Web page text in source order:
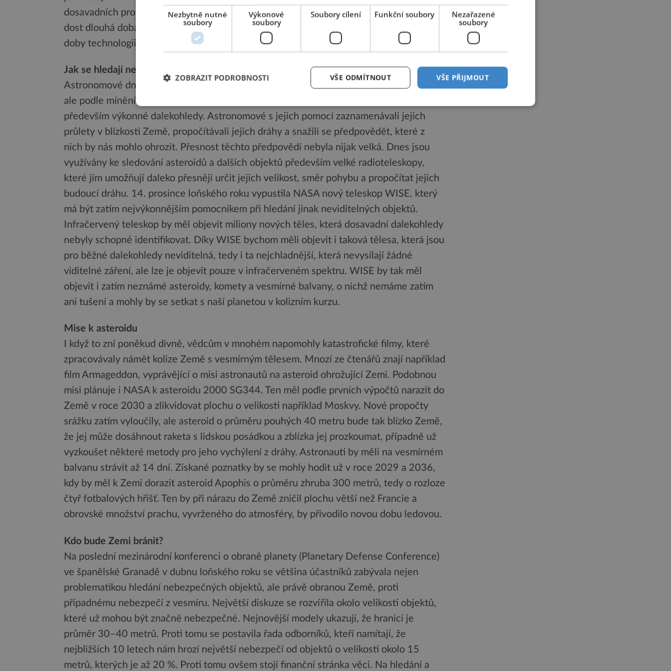
dosavadních propočtů se může přímo střetnout se Zemí 16. března 2880. Naštěstí je to
dost dlouhá doba na to, aby se lidstvo dokázalo náležitě připravit a vypracovat do té
doby technologii, která by střetu zabránila.
Jak se hledají nebezpeční poslové?
Astronomové dnes sice mají celou řadu nových metod, jak nebezpečné objekty zjistit,
ale podle mínění vědců to stále nestačí. Dříve se k hledání těchto těles využívaly
především výkonné dalekohledy. Astronomové s jejich pomocí zaznamenávali jejich
průlety v blízkosti Země, propočítávali jejich dráhy a snažili se předpovědět, které z
nich by nás mohlo ohrozit. Přesnost těchto předpovědí nebyla nijak velká. Dnes jsou
využívány ke sledování asteroidů a dalších objektů především velké radioteleskopy,
které jim umožňují daleko přesněji určit jejich velikost, směr pohybu a propočítat jejich
budoucí dráhu. 14. prosince loňského roku vypustila NASA nový teleskop WISE, který
má být zatím nejvýkonnějším pomocníkem při hledání jinak neviditelných objektů.
Infračervený teleskop by měl objevit miliony nových těles, která dosavadní dalekohledy
nebyly schopné identifikovat. Díky WISE bychom měli objevit i taková tělesa, která jsou
pro běžné dalekohledy neviditelná, tedy i ta nejchladnější, která nevysílají žádné
viditelné záření, ale lze je objevit pouze v infračerveném spektru. WISE by tak měl
objevit i zatím neznámé asteroidy, komety a vesmírné balvany, o nichž nemáme zatím
ani tušení a mohly by se setkat s naší planetou v kolizním kurzu.
Mise k asteroidu
I když to zní poněkud divně, vědcům v mnohém napomohly katastrofické filmy, které
zpracovávaly námět kolize Země s vesmírným tělesem. Mnozí ze čtenářů znají například
film Armageddon, vyprávějící o misi astronautů na asteroid ohrožující Zemi. Podobnou
misi plánuje i NASA k asteroidu 2000 SG344. Ten měl podle prvních výpočtů narazit do
Země v roce 2030 a zlikvidovat plochu o velikosti například Moskvy. Nové propočty
srážku zatím vyloučily, ale asteroid o průměru pouhých 40 metru bude tak blízko Země,
že jej může dosáhnout raketa s lidskou posádkou a zblízka jej prozkoumat, případně už
vyzkoušet některé metody pro jeho vychýlení z dráhy. Astronauti by měli na vesmírném
balvanu strávit až 14 dní. Získané poznatky by se mohly hodit už v roce 2029 a 2036,
kdy by měl k Zemi dorazit asteroid Apophis o průměru zhruba 300 metrů, tedy o rozloze
čtyř fotbalových hřišť. Ten by při nárazu do Země zničil plochu větší než Francie a
obrovské množství prachu, vyvrženého do atmosféry, by přivodilo novou dobu ledovou.
Kdo bude Zemi bránit?
Na poslední mezinárodní konferenci o obraně planety (Planetary Defense Conference)
ve španělské Granadě v dubnu loňského roku se většina účastníků zabývala nejen
problematikou hledání nebezpečných objektů, ale právě obranou Země, proti
případnému nebezpečí z vesmíru. Největší diskuze se rozvířila okolo velikosti objektů,
které už mohou být značně nebezpečné. Nejnovější modely ukazují, že hranicí je
průměr 30–40 metrů. Proti tomu se postavila řada odborníků, kteří namítají, že
nejbližších 10 letech nám hrozí největší nebezpečí od objektů o velikosti okolo 15
metrů, kterých je až 20 %. Proti tomu ovšem stojí finanční stránka věci. Na hledání a
Nezbytně nutné
soubory
Výkonové
soubory
Soubory cílení Funkční soubory
Nezařazené
soubory
VŠE PŘIJMOUT
VŠE ODMÍTNOUT
ZOBRAZIT PODROBNOSTI